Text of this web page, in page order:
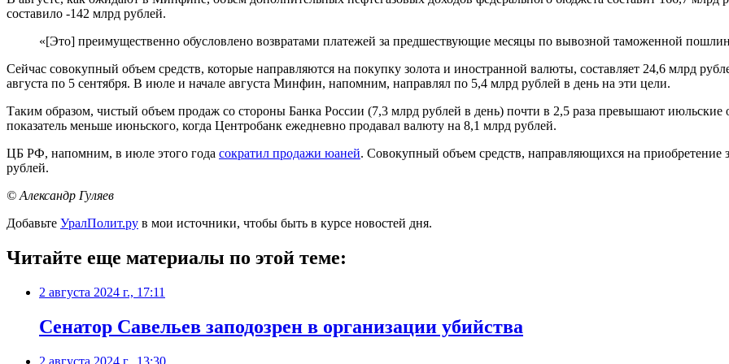
составило -142 млрд рублей.
«[Это] преимущественно обусловлено возвратами платежей за предшествующие месяцы по вывозной таможенной
Сейчас совокупный объем средств, которые направляются на покупку золота и иностранной валюты, составляет 24,6 млрд
августа по 5 сентября. В июле и начале августа Минфин, напомним, направлял по 5,4 млрд рублей в день на эти цели.
Таким образом, чистый объем продаж со стороны Банка России (7,3 млрд рублей в день) почти в 2,5 раза превышают июльские
показатель меньше июньского, когда Центробанк ежедневно продавал валюту на 8,1 млрд рублей.
ЦБ РФ, напомним, в июле этого года сократил продажи юаней. Совокупный объем средств, направляющихся на приобретение
рублей.
© Александр Гуляев
Добавьте УралПолит.ру в мои источники, чтобы быть в курсе новостей дня.
Читайте еще материалы по этой теме:
2 августа 2024 г., 17:11
Cенатор Савельев заподозрен в организации убийства
2 августа 2024 г., 13:30